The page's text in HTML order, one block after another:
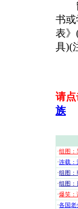
留
书
表
具)(
请点
族
·组图：
·连载：
·组图：
·组图：
·爆笑：
·各国老